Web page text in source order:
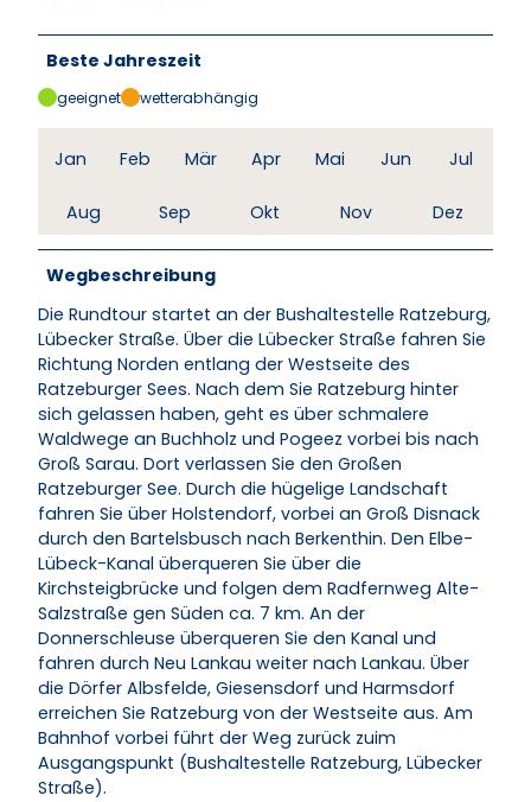
Beste Jahreszeit
geeignet wetterabhängig
Jan Feb Mär Apr Mai Jun Jul
Aug Sep Okt Nov Dez
Wegbeschreibung
Die Rundtour startet an der Bushaltestelle Ratzeburg,
Lübecker Straße. Über die Lübecker Straße fahren Sie
Richtung Norden entlang der Westseite des
Ratzeburger Sees. Nach dem Sie Ratzeburg hinter
sich gelassen haben, geht es über schmalere
Waldwege an Buchholz und Pogeez vorbei bis nach
Groß Sarau. Dort verlassen Sie den Großen
Ratzeburger See. Durch die hügelige Landschaft
fahren Sie über Holstendorf, vorbei an Groß Disnack
durch den Bartelsbusch nach Berkenthin. Den Elbe-
Lübeck-Kanal überqueren Sie über die
Kirchsteigbrücke und folgen dem Radfernweg Alte-
Salzstraße gen Süden ca. 7 km. An der
Donnerschleuse überqueren Sie den Kanal und
fahren durch Neu Lankau weiter nach Lankau. Über
die Dörfer Albsfelde, Giesensdorf und Harmsdorf
erreichen Sie Ratzeburg von der Westseite aus. Am
Bahnhof vorbei führt der Weg zurück zuim
Ausgangspunkt (Bushaltestelle Ratzeburg, Lübecker
Straße).